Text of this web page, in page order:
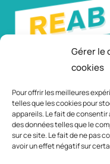
Gérer le
cookies
Pour offrir les meilleures
telles que les cookies pour
appareils. Le fait de
des données telles que le
sur ce site. Le fait de ne pas
avoir un effet négatif sur
– Mairie
Service Animation
jeunesse
Avenue du parc –
Tél. : 04 77 55 90 85 –